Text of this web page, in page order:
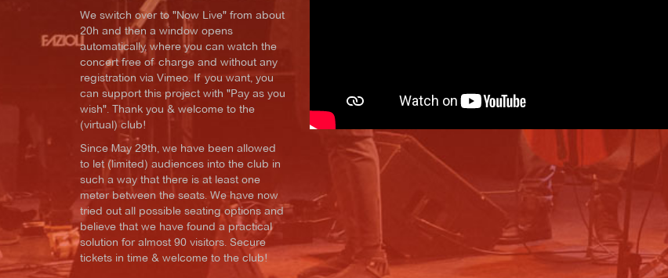
We switch over to "Now Live" from about
20h and then a window opens
automatically, where you can watch the
concert free of charge and without any
registration via Vimeo. If you want, you
can support this project with "Pay as you
wish". Thank you & welcome to the
(virtual) club!
Since May 29th, we have been allowed
to let (limited) audiences into the club in
such a way that there is at least one
meter between the seats. We have now
tried out all possible seating options and
believe that we have found a practical
solution for almost 90 visitors. Secure
tickets in time & welcome to the club!